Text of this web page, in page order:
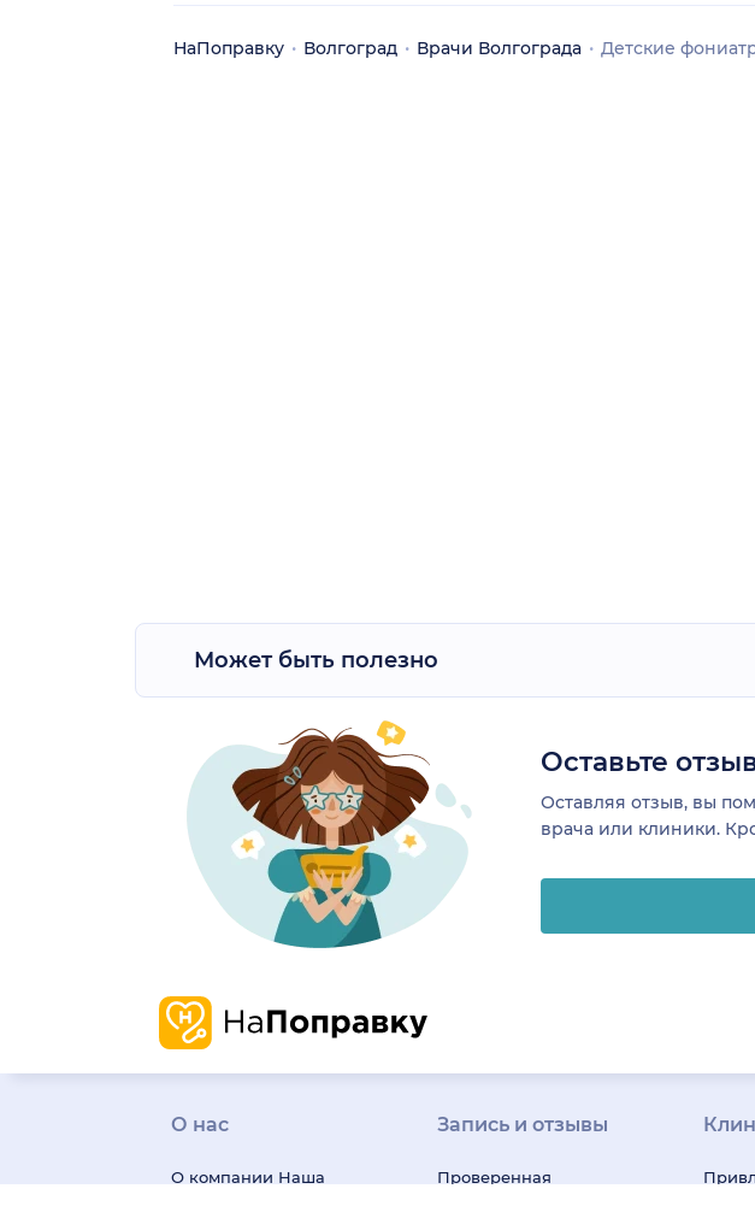
НаПоправку Волгоград Врачи Волгограда Детские
Может быть полезно
Оставьте
Оставляя отзыв, вы
врача или клиники.
О нас
О компании Наша
Запись и отзывы
Проверенная